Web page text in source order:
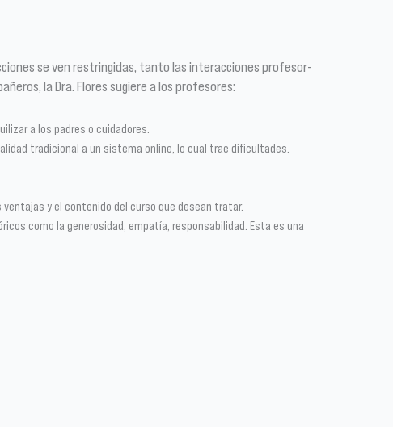
se ven restringidas, tanto las interacciones profesor-
la Dra. Flores sugiere a los profesores:
a los padres o cuidadores.
tradicional a un sistema online, lo cual trae dificultades.
y el contenido del curso que desean tratar.
como la generosidad, empatía, responsabilidad. Esta es una